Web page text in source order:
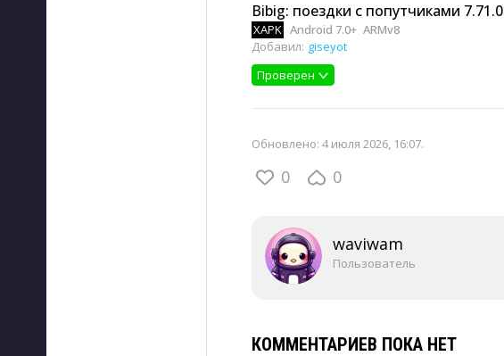
Bibig: поездки с попутчиками 7.71.0
XAPK Android 7.0+ ARMv8
Добавил: giseyot
Проверен
Обновлено: 4 июля 2026, 16:07.
0 0
waviwam
Пользователь
КОММЕНТАРИЕВ ПОКА НЕТ